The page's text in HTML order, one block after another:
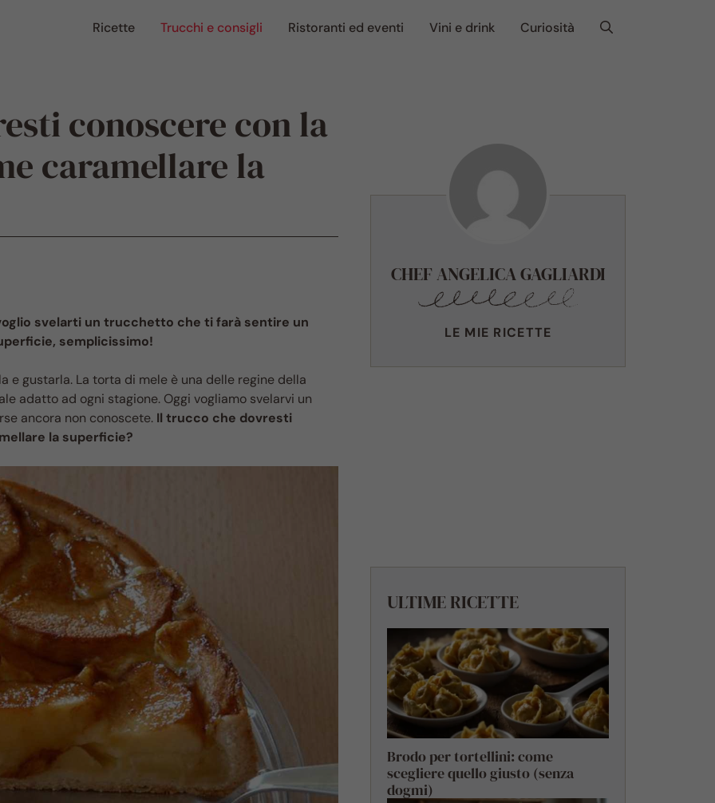
Ricette Trucchi e consigli Ristoranti ed eventi Vini e drink Curiosità
conoscere con la
caramellare la
svelarti un trucchetto che ti farà sentire un
semplicissimo!
e gustarla. La torta di mele è una delle regine della
adatto ad ogni stagione. Oggi vogliamo svelarvi un
ancora non conoscete. Il trucco che dovresti
la superficie?
CHEF ANGELICA GAGLIARDI
LE MIE RICETTE
ULTIME RICETTE
Brodo per tortellini: come
scegliere quello giusto (senza
dogmi)